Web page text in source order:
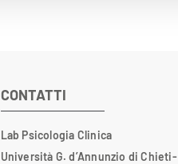
CONTATTI
Lab Psicologia Clinica
Università G. d’Annunzio di Chieti-